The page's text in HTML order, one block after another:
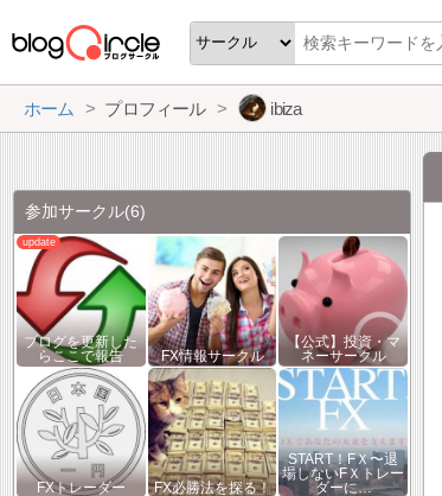
ホーム プロフィール ibiza
参加サークル(6)
ブログを更新した
らここで報告
FX情報サークル
【公式】投資・マ
ネーサークル
FXトレーダー FX必勝法を探る！
START！FＸ〜退
場しないFＸトレー
ダーに…